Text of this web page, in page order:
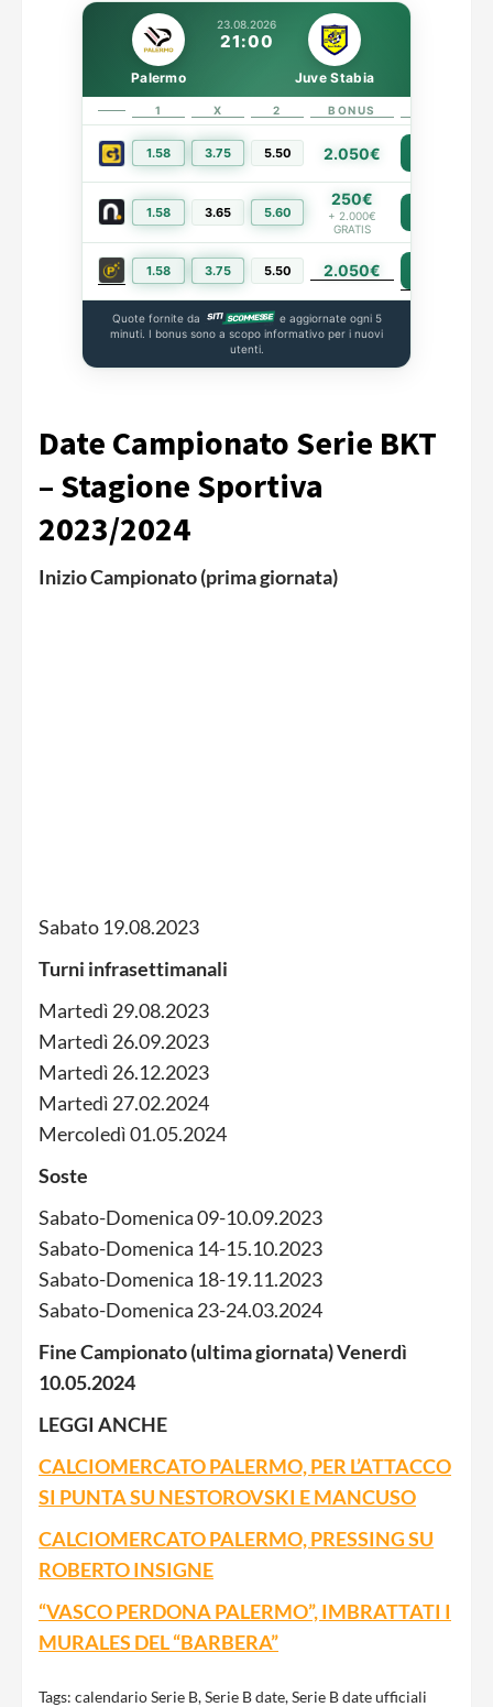
23.08.2026
21:00
Palermo Juve Stabia
1 X 2 BONUS
1.58 3.75 5.50 2.050€
1.58 3.65 5.60
250€
+ 2.000€
GRATIS
1.58 3.75 5.50 2.050€
Quote fornite da
e aggiornate ogni 5
minuti. I bonus sono a scopo informativo per i nuovi
utenti.
Date Campionato Serie BKT
– Stagione Sportiva
2023/2024
Inizio Campionato (prima giornata)
Sabato 19.08.2023
Turni infrasettimanali
Martedì 29.08.2023
Martedì 26.09.2023
Martedì 26.12.2023
Martedì 27.02.2024
Mercoledì 01.05.2024
Soste
Sabato-Domenica 09-10.09.2023
Sabato-Domenica 14-15.10.2023
Sabato-Domenica 18-19.11.2023
Sabato-Domenica 23-24.03.2024
Fine Campionato (ultima giornata) Venerdì
10.05.2024
LEGGI ANCHE
CALCIOMERCATO PALERMO, PER L’ATTACCO
SI PUNTA SU NESTOROVSKI E MANCUSO
CALCIOMERCATO PALERMO, PRESSING SU
ROBERTO INSIGNE
“VASCO PERDONA PALERMO”, IMBRATTATI I
MURALES DEL “BARBERA”
Tags: calendario Serie B,Serie B date,Serie B date ufficiali